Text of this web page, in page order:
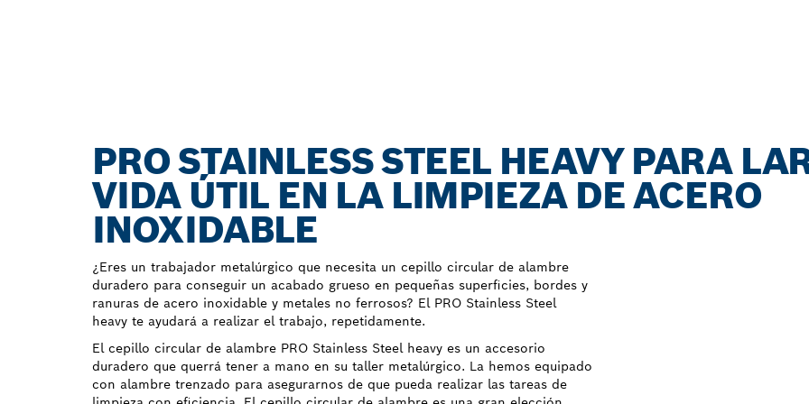
PRO STAINLESS STEEL HEAVY PARA
VIDA ÚTIL EN LA LIMPIEZA DE ACERO
INOXIDABLE
¿Eres un trabajador metalúrgico que necesita un cepillo circular de alambre
duradero para conseguir un acabado grueso en pequeñas superficies, bordes y
ranuras de acero inoxidable y metales no ferrosos? El PRO Stainless Steel
heavy te ayudará a realizar el trabajo, repetidamente.
El cepillo circular de alambre PRO Stainless Steel heavy es un accesorio
duradero que querrá tener a mano en su taller metalúrgico. La hemos equipado
con alambre trenzado para asegurarnos de que pueda realizar las tareas de